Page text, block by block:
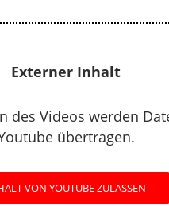
Externer Inhalt
des Videos werden
übertragen.
VON YOUTUBE ZULASSEN